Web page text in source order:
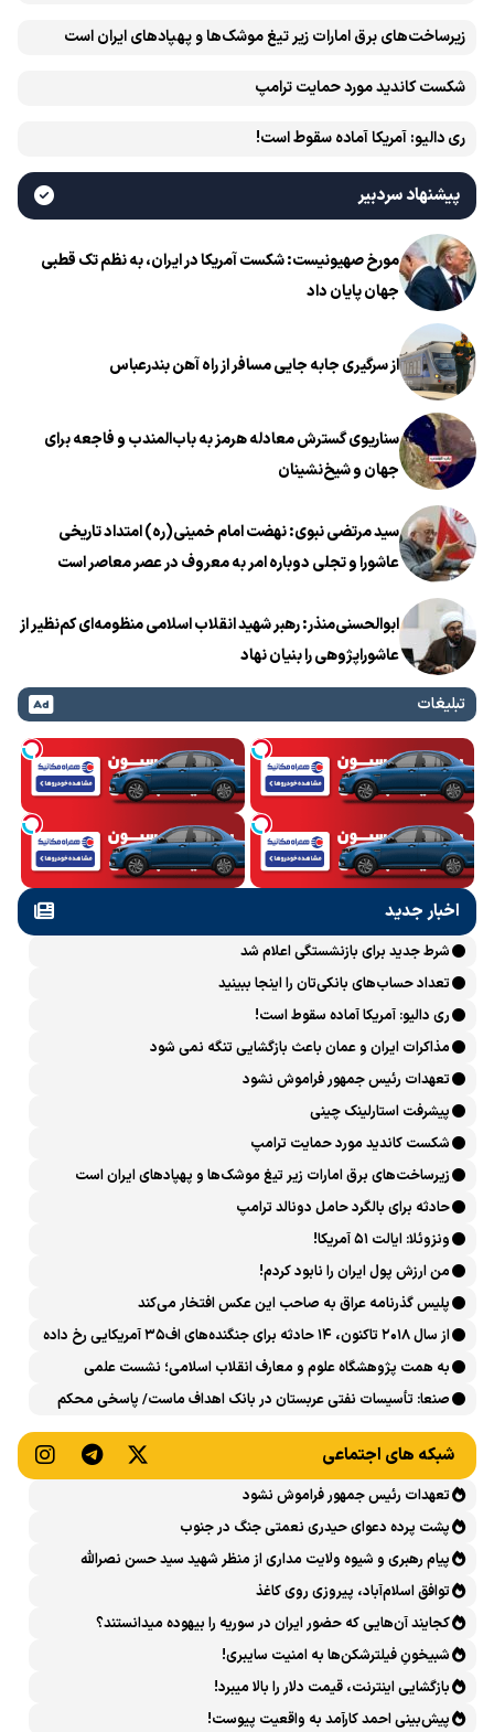
زیرساخت‌های برق امارات زیر تیغ موشک‌ها و پهپادهای ایران است
شکست کاندید مورد حمایت ترامپ
ری دالیو: آمریکا آماده سقوط است!
پیشنهاد سردبیر
مورخ صهیونیست: شکست آمریکا در ایران، به نظم تک قطبی
جهان پایان داد
از سرگیری جابه جایی مسافر از راه آهن بندرعباس
سناریوی گسترش معادله هرمز به باب‌المندب و فاجعه برای
جهان و شیخ‌نشینان
سید مرتضی نبوی: نهضت امام خمینی(ره) امتداد تاریخی
عاشورا و تجلی دوباره امر به معروف در عصر معاصر است
ابوالحسنی‌منذر: رهبر شهید انقلاب اسلامی منظومه‌ای کم‌نظیر از
عاشوراپژوهی را بنیان نهاد
تبلیغات
اخبار جدید
شرط جدید برای بازنشستگی اعلام شد
تعداد حساب‌های بانکی‌تان را اینجا ببینید
ری دالیو: آمریکا آماده سقوط است!
مذاکرات ایران و عمان باعث بازگشایی تنگه نمی شود
تعهدات رئیس جمهور فراموش نشود
پیشرفت ‏استارلینک چینی
شکست کاندید مورد حمایت ترامپ
زیرساخت‌های برق امارات زیر تیغ موشک‌ها و پهپادهای ایران است
حادثه برای بالگرد حامل دونالد ترامپ
ونزوئلا: ایالت ۵۱ آمریکا!
من ارزش پول ایران را نابود کردم!
پلیس گذرنامه عراق به صاحب این عکس افتخار می‌کند
از سال ۲۰۱۸ تاکنون، ۱۴ حادثه برای جنگنده‌های اف۳۵ آمریکایی رخ داده
است
به همت پژوهشگاه علوم و معارف انقلاب اسلامی؛ نشست علمی
«اربعین حسینی در منظومه فکری رهبر شهید، امام خامنه‌ای» برگزار
صنعا: تأسیسات نفتی عربستان در بانک اهداف ماست/ پاسخی محکم
شبکه های اجتماعی
تعهدات رئیس جمهور فراموش نشود
پشت پرده دعوای حیدری نعمتی جنگ در جنوب
پیام رهبری و شیوه ولایت مداری از منظر شهید سید حسن نصرالله
توافق اسلام‌آباد، پیروزی روی کاغذ
کجایند آن‌هایی که حضور ایران در سوریه را بیهوده میدانستند؟
شبیخونِ فیلترشکن‌ها به امنیت سایبری!
بازگشایی اینترنت، قیمت دلار را بالا میبرد!
پیش‌بینی احمد کارآمد به واقعیت پیوست!